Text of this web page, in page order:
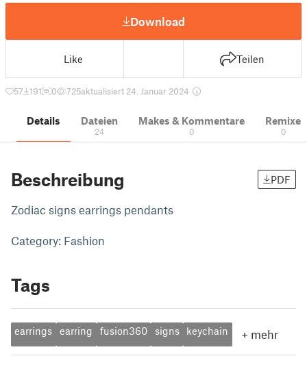
Download
Like Teilen
57 191 0 725aktualisiert 24. Januar 2024
Details Dateien
24
Makes & Kommentare
0
Remixe
0
Beschreibung PDF
Zodiac signs earrings pendants
Category: Fashion
Tags
earrings earring fusion360 signs keychain + mehr